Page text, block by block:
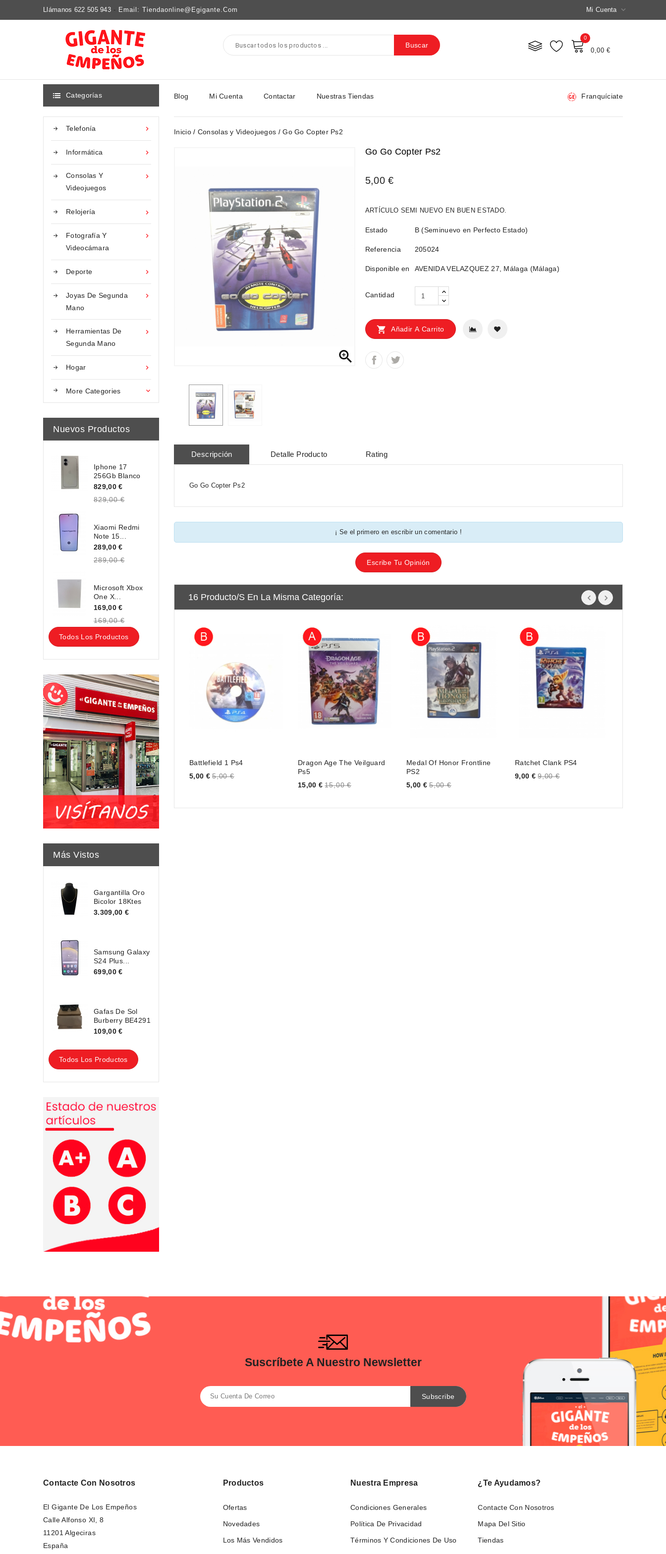
Llámanos 622 505 943 - Email: Tiendaonline@egigante.com Mi Cuenta 
0
0,00 €
Buscar
 Categorías

Telefonía

Informática

Consolas Y
Videojuegos

Relojería

Fotografía Y
Videocámara

Deporte

Joyas De Segunda
Mano

Herramientas De
Segunda Mano

Hogar
More Categories 
Nuevos Productos
Iphone 17
256Gb Blanco
829,00 €
829,00 €
Xiaomi Redmi
Note 15...
289,00 €
289,00 €
Microsoft Xbox
One X...
169,00 €
169,00 €
Todos Los Productos
Más Vistos
Gargantilla Oro
Bicolor 18Ktes
3.309,00 €
Samsung Galaxy
S24 Plus...
699,00 €
Gafas De Sol
Burberry BE4291
109,00 €
Todos Los Productos
Blog Mi Cuenta Contactar Nuestras Tiendas Franquíciate
Inicio Consolas y Videojuegos Go Go Copter Ps2

Go Go Copter Ps2
5,00 €
ARTÍCULO SEMI NUEVO EN BUEN ESTADO.
Estado B (Seminuevo en Perfecto Estado)
Referencia 205024
Disponible en AVENIDA VELAZQUEZ 27, Málaga (Málaga)
Cantidad
 Añadir A Carrito
Descripción Detalle Producto Rating
Go Go Copter Ps2
¡ Se el primero en escribir un comentario !
Escribe Tu Opinión
16 Producto/s En La Misma Categoría:
Battlefield 1 Ps4
Price
5,00 € 5,00 €
Dragon Age The Veilguard
Ps5
Price
15,00 € 15,00 €
Medal Of Honor Frontline
PS2
Price
5,00 € 5,00 €
Ratchet Clank PS4
Price
9,00 € 9,00 €
Suscríbete A Nuestro Newsletter
Contacte Con Nosotros
El Gigante De Los Empeños
Calle Alfonso XI, 8
11201 Algeciras
España
Productos
Ofertas
Novedades
Los Más Vendidos
Nuestra Empresa
Condiciones Generales
Política De Privacidad
Términos Y Condiciones De Uso
¿Te Ayudamos?
Contacte Con Nosotros
Mapa Del Sitio
Tiendas